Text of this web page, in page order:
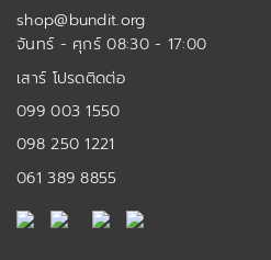
shop@bundit.org
จันทร์ - ศุกร์ 08:30 - 17:00
เสาร์ โปรดติดต่อ
099 003 1550
098 250 1221
061 389 8855